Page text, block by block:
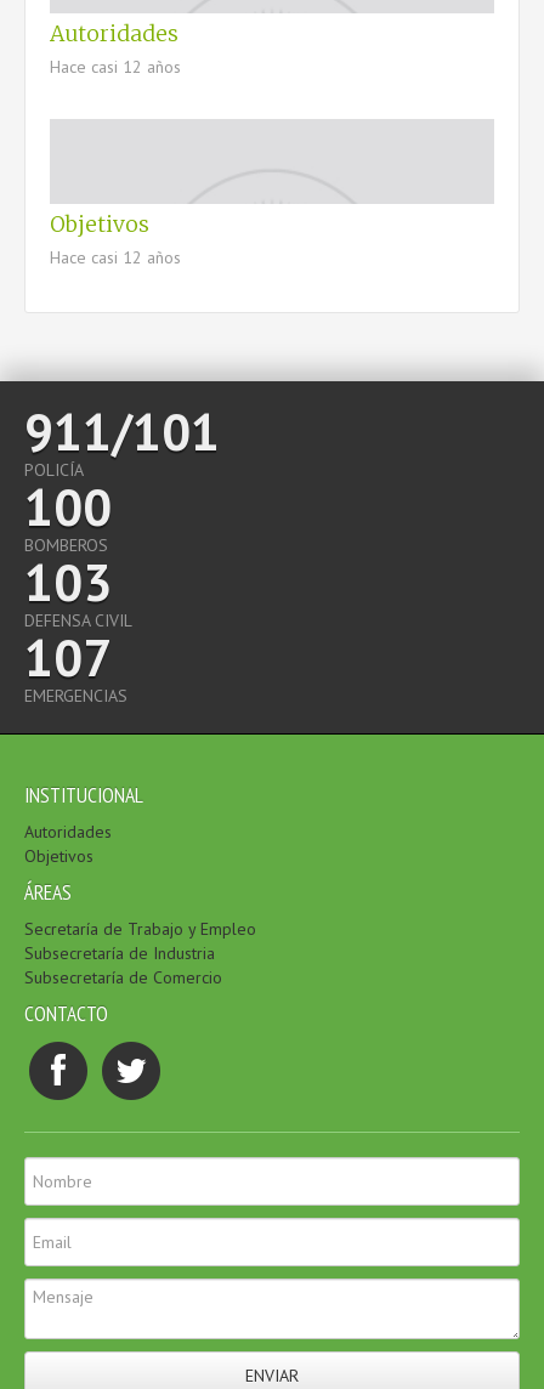
Autoridades
Hace casi 12 años
Objetivos
Hace casi 12 años
911/101
POLICÍA
100
BOMBEROS
103
DEFENSA CIVIL
107
EMERGENCIAS
INSTITUCIONAL
Autoridades
Objetivos
ÁREAS
Secretaría de Trabajo y Empleo
Subsecretaría de Industria
Subsecretaría de Comercio
CONTACTO
ENVIAR